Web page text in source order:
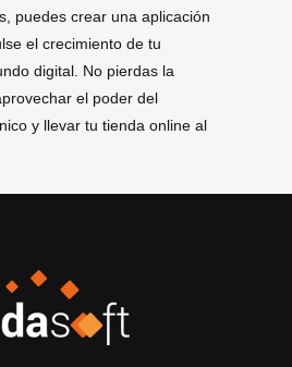
puedes crear una aplicación
el crecimiento de tu
digital. No pierdas la
el poder del
y llevar tu tienda online al